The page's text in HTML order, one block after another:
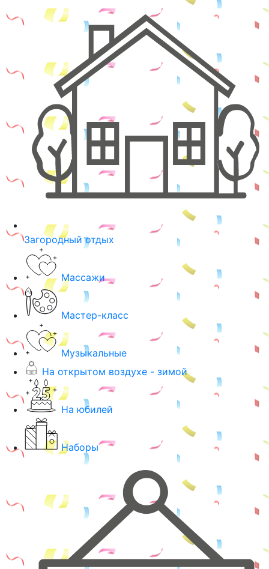
Загородный отдых
Массажи
Мастер-класс
Музыкальные
На открытом воздухе - зимой
На юбилей
Наборы